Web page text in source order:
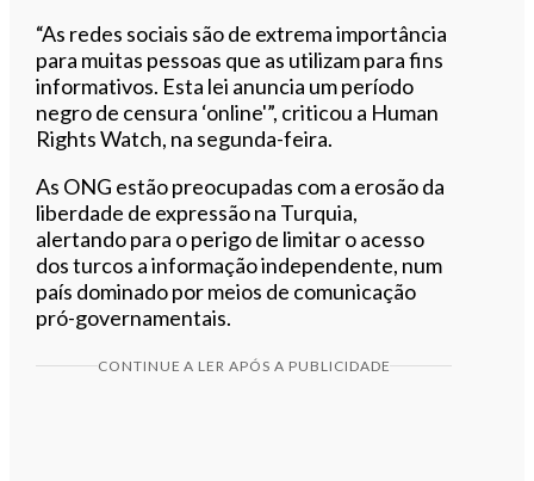
“As redes sociais são de extrema importância
para muitas pessoas que as utilizam para fins
informativos. Esta lei anuncia um período
negro de censura ‘online'”, criticou a Human
Rights Watch, na segunda-feira.
As ONG estão preocupadas com a erosão da
liberdade de expressão na Turquia,
alertando para o perigo de limitar o acesso
dos turcos a informação independente, num
país dominado por meios de comunicação
pró-governamentais.
CONTINUE A LER APÓS A PUBLICIDADE